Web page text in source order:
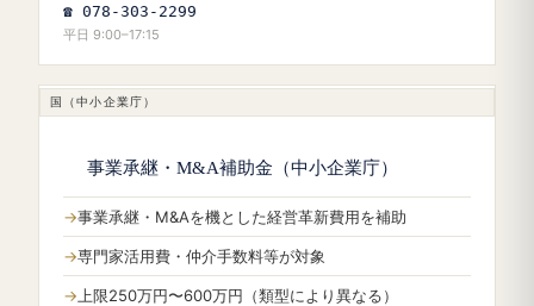
☎ 078-303-2299
平日 9:00–17:15
国（中小企業庁）
事業承継・M&A補助金（中小企業庁）
事業承継・M&Aを機とした経営革新費用を補助
専門家活用費・仲介手数料等が対象
上限250万円〜600万円（類型により異なる）